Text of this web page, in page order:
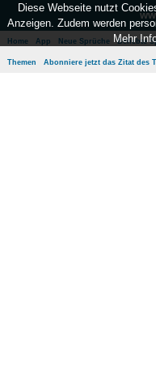
Home App Neue Sprüche Beliebte
Themen Abonniere jetzt das Zitat des
Diese Webseite nutzt
Anzeigen. Zudem werden
Mehr